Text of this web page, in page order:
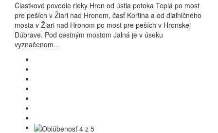
Čiastkové povodie rieky Hron od ústia potoka Teplá po most
pre peších v Žiari nad Hronom, časť Kortina a od diaľničného
mosta v Žiari nad Hronom po most pre peších v Hronskej
Dúbrave. Pod cestným mostom Jalná je v úseku
vyznačenom...